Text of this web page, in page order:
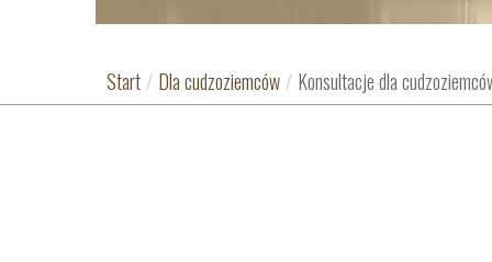
Start / Dla cudzoziemców / Konsultacje dla